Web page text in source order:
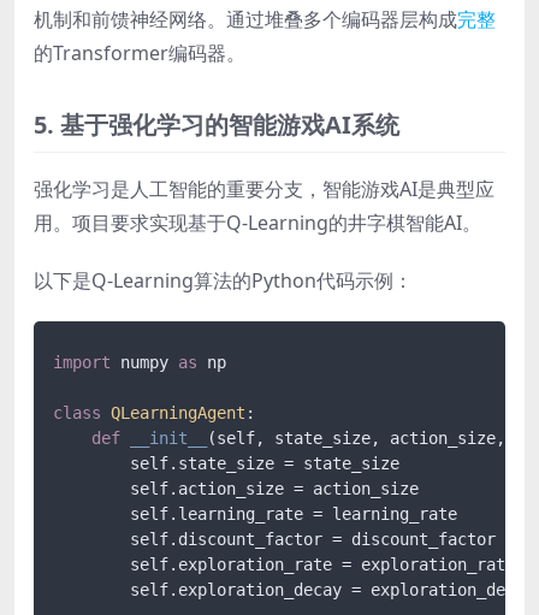
机制和前馈神经网络。通过堆叠多个编码器层构成完整
的Transformer编码器。
5. 基于强化学习的智能游戏AI系统
强化学习是人工智能的重要分支，智能游戏AI是典型应
用。项目要求实现基于Q-Learning的井字棋智能AI。
以下是Q-Learning算法的Python代码示例：
import numpy as np
class QLearningAgent :
def
__init__ (self, state_size, action_size,
        self.state_size = state_size
        self.action_size = action_size
        self.learning_rate = learning_rate
        self.discount_factor = discount_factor
        self.exploration_rate = exploration_rate
        self.exploration_decay = exploration_decay